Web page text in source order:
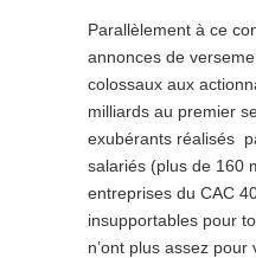
Parallèlement à ce
annonces de
colossaux aux
milliards au premier
exubérants réalisés
salariés (plus de 160
entreprises du CAC
insupportables pour
n’ont plus assez pour